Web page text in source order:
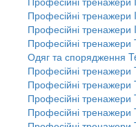
Професійні
Професійні
Професійні тренажери
Одяг та спорядження
Професійні
Професійні
Професійні
Професійні